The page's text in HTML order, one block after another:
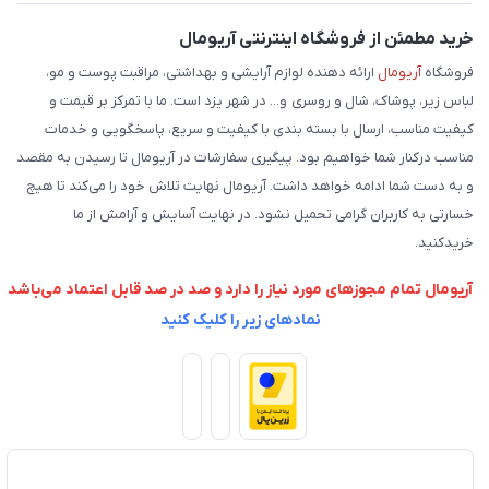
فروش عمده
وبلاگ
راهنما
خرید مطمئن از فروشگاه اینترنتی آریومال
فروشگاهآریومال ارائه دهنده لوازم آرایشی و بهداشتی، مراقبت پوست و مو،
لباس زیر، پوشاک، شال و روسری و... در شهر یزد است. ما با تمرکز بر قیمت و
کیفیت مناسب، ارسال با بسته بندی با کیفیت و سریع، پاسخگویی و خدمات
مناسب درکنار شما خواهیم بود. پیگیری سفارشات در آریومال تا رسیدن به مقصد
و به دست شما ادامه خواهد داشت. آریومال نهایت تلاش خود را می‌کند تا هیچ
خسارتی به کاربران گرامی تحمیل نشود. در نهایت آسایش و آرامش از ما
خریدکنید.
آریومال تمام مجوزهای مورد نیاز را دارد و صد در صد قابل اعتماد می‌باشد
نمادهای زیر را کلیک کنید